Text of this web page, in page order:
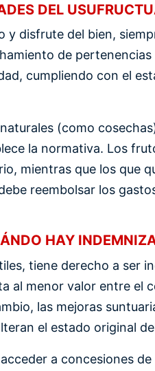
DEL
y disfrute del bien,
de pertenencias
cumpliendo con el
(como
la normativa. Los
mientras que los que
reembolsar los
HAY
tiene derecho a ser
al menor valor entre el
las mejoras
el estado original
a concesiones